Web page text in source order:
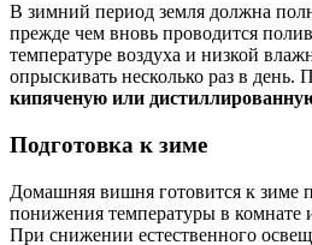
В зимний период земля должна
прежде чем вновь проводится
температуре воздуха и низкой
опрыскивать несколько раз в день.
кипяченую или
Подготовка к зиме
Домашняя вишня готовится к зиме
понижения температуры в комнате
При снижении естественного